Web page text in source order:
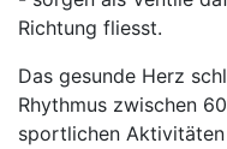
Richtung fliesst.
Das gesunde Herz
Rhythmus zwischen
sportlichen